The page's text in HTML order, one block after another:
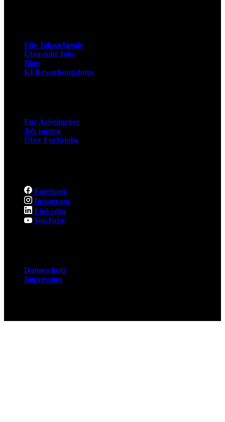
Für Jobsuchende
Übersicht Jobs
Blog
KI Bewerbungsfotos
Für Arbeitgeber
Job posten
Über Fuchsjobs
Facebook
Instagram
Linkedin
YouTube
Datenschutz
Impressum